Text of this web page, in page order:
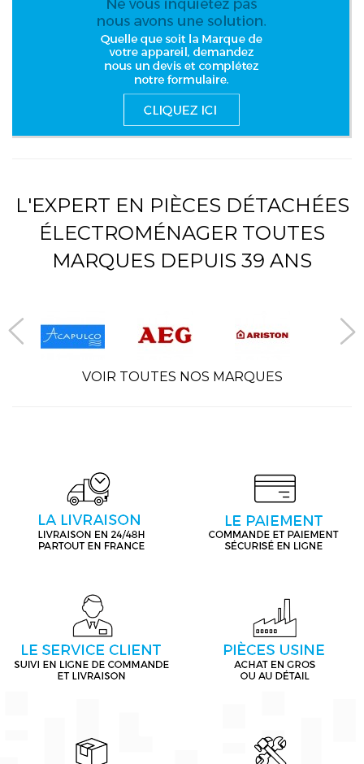
L'EXPERT EN PIÈCES DÉTACHÉES
ÉLECTROMÉNAGER TOUTES
MARQUES DEPUIS 39 ANS
VOIR TOUTES NOS MARQUES